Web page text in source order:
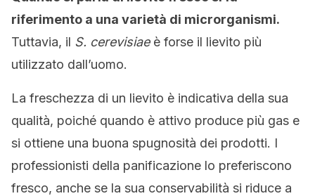
riferimento a una varietà di microrganismi.
Tuttavia, il S. cerevisiaeè forse il lievito più
utilizzato dall’uomo.
La freschezza di un lievito è indicativa della sua
qualità, poiché quando è attivo produce più gas e
si ottiene una buona spugnosità dei prodotti. I
professionisti della panificazione lo preferiscono
fresco, anche se la sua conservabilità si riduce a